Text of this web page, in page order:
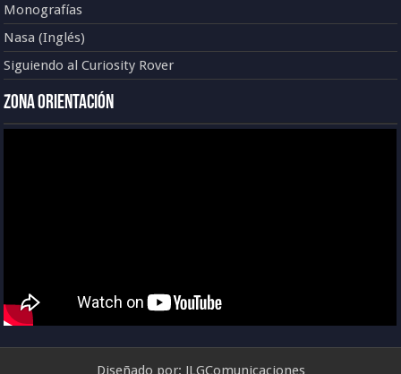
Monografías
Nasa (Inglés)
Siguiendo al Curiosity Rover
Zona Orientación
Diseñado por: JLGComunicaciones